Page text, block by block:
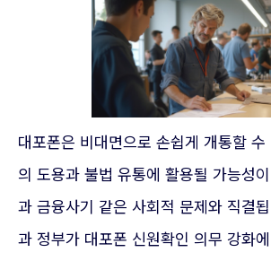
대포폰은 비대면으로 손쉽게 개통할 수
의 도용과 불법 유통에 활용될 가능성
과 금융사기 같은 사회적 문제와 직결
과 정부가 대포폰 신원확인 의무 강화